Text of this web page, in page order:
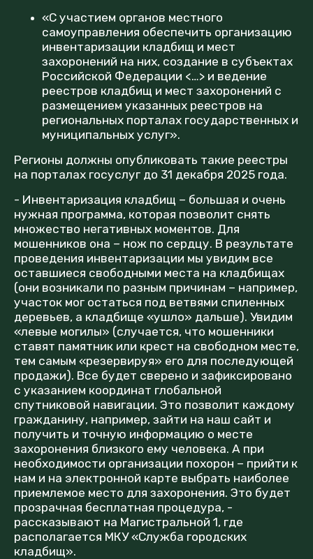
«С участием органов местного
самоуправления обеспечить организацию
инвентаризации кладбищ и мест
захоронений на них, создание в субъектах
Российской Федерации <…> и ведение
реестров кладбищ и мест захоронений с
размещением указанных реестров на
региональных порталах государственных и
муниципальных услуг».
Регионы должны опубликовать такие реестры
на порталах госуслуг до 31 декабря 2025 года.
- Инвентаризация кладбищ – большая и очень
нужная программа, которая позволит снять
множество негативных моментов. Для
мошенников она – нож по сердцу. В результате
проведения инвентаризации мы увидим все
оставшиеся свободными места на кладбищах
(они возникали по разным причинам – например,
участок мог остаться под ветвями спиленных
деревьев, а кладбище «ушло» дальше). Увидим
«левые могилы» (случается, что мошенники
ставят памятник или крест на свободном месте,
тем самым «резервируя» его для последующей
продажи). Все будет сверено и зафиксировано
с указанием координат глобальной
спутниковой навигации. Это позволит каждому
гражданину, например, зайти на наш сайт и
получить и точную информацию о месте
захоронения близкого ему человека. А при
необходимости организации похорон – прийти к
нам и на электронной карте выбрать наиболее
приемлемое место для захоронения. Это будет
прозрачная бесплатная процедура, -
рассказывают на Магистральной 1, где
располагается МКУ «Служба городских
кладбищ».